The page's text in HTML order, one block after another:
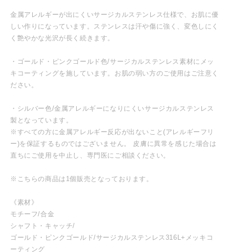
金属アレルギーが出にくいサージカルステンレス仕様で、お肌に優
しい作りになっています。ステンレスは汗や傷に強く、変色しにく
く艶やかな光沢が長く続きます。
・ゴールド・ピンクゴールド色/サージカルステンレス素材にメッ
キコーティングを施しています。お肌の弱い方のご使用はご注意く
ださい。
・シルバー色/金属アレルギーになりにくいサージカルステンレス
製となっています。
※すべての方に金属アレルギー反応が出ないこと(アレルギーフリ
ー)を保証するものではございません。 皮膚に異常を感じた場合は
直ちにご使用を中止し、専門医にご相談ください。
※こちらの商品は1個販売となっております。
《素材》
モチーフ/合金
シャフト・キャッチ/
ゴールド・ピンクゴールド/サージカルステンレス316L+メッキコ
ーティング